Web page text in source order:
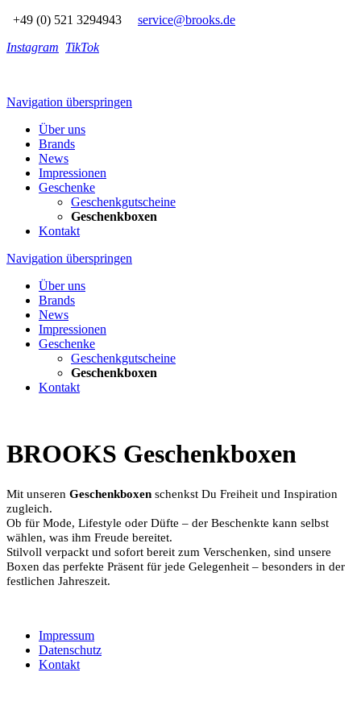
+49 (0) 521 3294943
service@brooks.de
Instagram TikTok
Navigation überspringen
Über uns
Brands
News
Impressionen
Geschenke
Geschenkgutscheine
Geschenkboxen
Kontakt
Navigation überspringen
Über uns
Brands
News
Impressionen
Geschenke
Geschenkgutscheine
Geschenkboxen
Kontakt
BROOKS Geschenkboxen
Mit unseren Geschenkboxen schenkst Du Freiheit und Inspiration
zugleich.
Ob für Mode, Lifestyle oder Düfte – der Beschenkte kann selbst
wählen, was ihm Freude bereitet.
Stilvoll verpackt und sofort bereit zum Verschenken, sind unsere
Boxen das perfekte Präsent für jede Gelegenheit – besonders in der
festlichen Jahreszeit.
Impressum
Datenschutz
Kontakt